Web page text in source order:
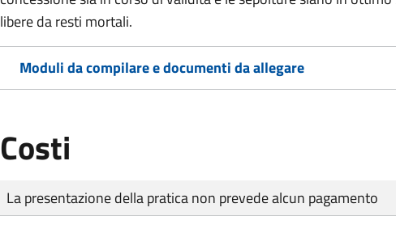
libere da resti mortali.
Moduli da compilare e documenti da allegare
Costi
Tipo di pagamento
Importo
La presentazione della pratica non prevede alcun pagamento